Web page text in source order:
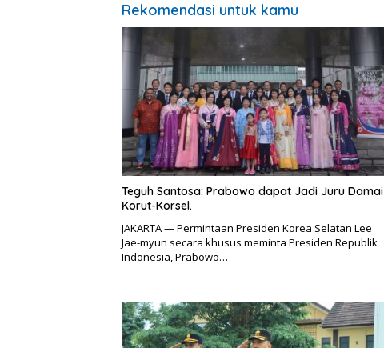
Rekomendasi untuk kamu
Teguh Santosa: Prabowo dapat Jadi Juru Damai
Korut-Korsel.
JAKARTA — Permintaan Presiden Korea Selatan Lee
Jae-myun secara khusus meminta Presiden Republik
Indonesia, Prabowo…